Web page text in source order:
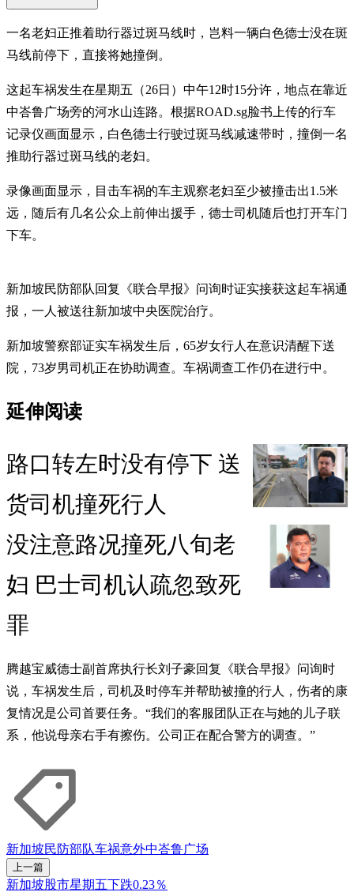
一名老妇正推着助行器过斑马线时，岂料一辆白色德士没在斑
马线前停下，直接将她撞倒。
这起车祸发生在星期五（26日）中午12时15分许，地点在靠近
中峇鲁广场旁的河水山连路。根据ROAD.sg脸书上传的行车
记录仪画面显示，白色德士行驶过斑马线减速带时，撞倒一名
推助行器过斑马线的老妇。
录像画面显示，目击车祸的车主观察老妇至少被撞击出1.5米
远，随后有几名公众上前伸出援手，德士司机随后也打开车门
下车。
新加坡民防部队回复《联合早报》问询时证实接获这起车祸通
报，一人被送往新加坡中央医院治疗。
新加坡警察部证实车祸发生后，65岁女行人在意识清醒下送
院，73岁男司机正在协助调查。车祸调查工作仍在进行中。
延伸阅读
路口转左时没有停下 送
货司机撞死行人
没注意路况撞死八旬老
妇 巴士司机认疏忽致死
罪
腾越宝威德士副首席执行长刘子豪回复《联合早报》问询时
说，车祸发生后，司机及时停车并帮助被撞的行人，伤者的康
复情况是公司首要任务。“我们的客服团队正在与她的儿子联
系，他说母亲右手有擦伤。公司正在配合警方的调查。”
新加坡民防部队车祸意外中峇鲁广场
上一篇
新加坡股市星期五下跌0.23％